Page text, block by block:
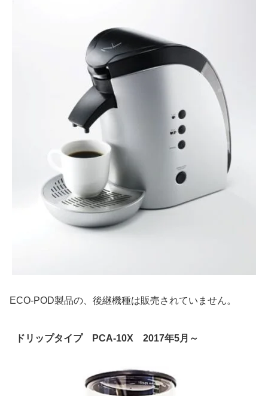
ECO-POD製品の、後継機種は販売されていません。
ドリップタイプ PCA-10X 2017年5月～